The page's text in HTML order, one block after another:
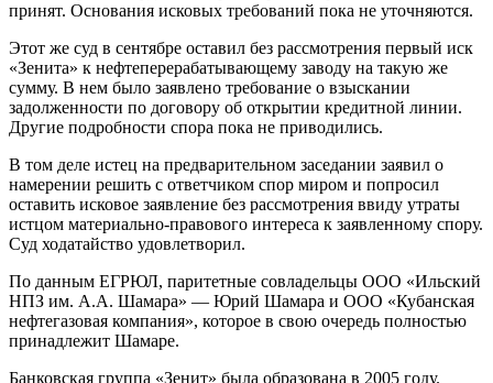
принят. Основания исковых требований пока не уточняются.
Этот же суд в сентябре оставил без рассмотрения первый иск
«Зенита» к нефтеперерабатывающему заводу на такую же
сумму. В нем было заявлено требование о взыскании
задолженности по договору об открытии кредитной линии.
Другие подробности спора пока не приводились.
В том деле истец на предварительном заседании заявил о
намерении решить с ответчиком спор миром и попросил
оставить исковое заявление без рассмотрения ввиду утраты
истцом материально-правового интереса к заявленному спору.
Суд ходатайство удовлетворил.
По данным ЕГРЮЛ, паритетные совладельцы ООО «Ильский
НПЗ им. А.А. Шамара» — Юрий Шамара и ООО «Кубанская
нефтегазовая компания», которое в свою очередь полностью
принадлежит Шамаре.
Банковская группа «Зенит» была образована в 2005 году.